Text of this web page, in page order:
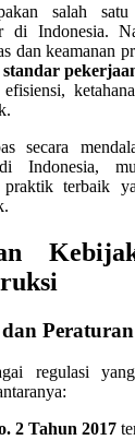
salah
di Indonesia.
dan keamanan
standar
secara
Indonesia,
terbaik
regulasi
2 Tahun 2017